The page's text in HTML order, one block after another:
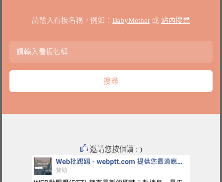
請輸入看板名稱，例如： BabyMother或 站內搜尋
邀請您按個讚 : )